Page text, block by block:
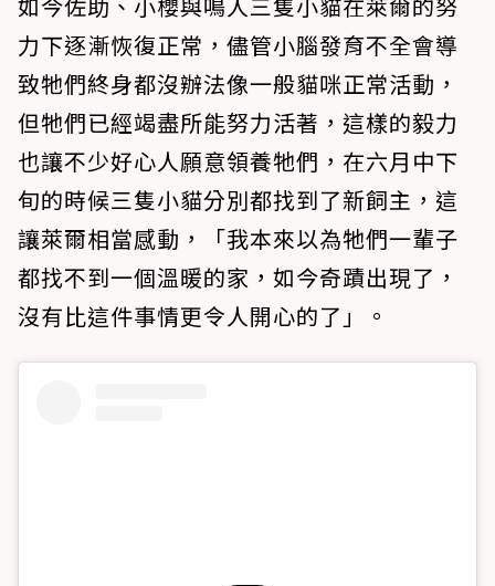
力下逐漸恢復正常，儘管小腦發育不全會導
致牠們終身都沒辦法像一般貓咪正常活動，
但牠們已經竭盡所能努力活著，這樣的毅力
也讓不少好心人願意領養牠們，在六月中下
旬的時候三隻小貓分別都找到了新飼主，這
讓萊爾相當感動，「我本來以為牠們一輩子
都找不到一個溫暖的家，如今奇蹟出現了，
沒有比這件事情更令人開心的了」。